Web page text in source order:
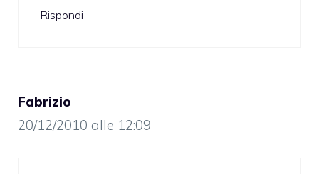
Rispondi
Fabrizio
20/12/2010 alle 12:09